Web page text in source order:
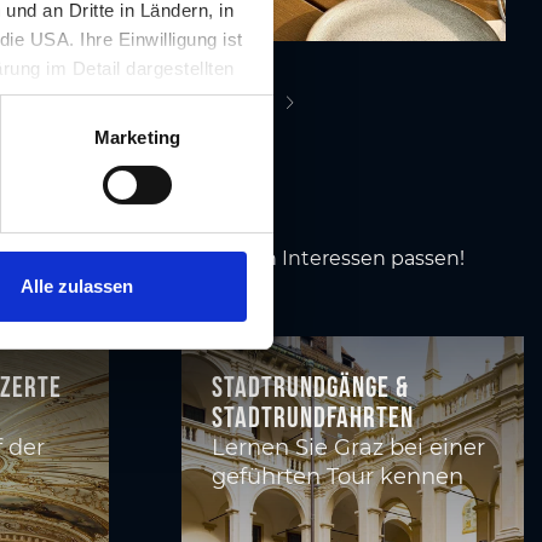
an Dritte in Ländern, in
USA. Ihre Einwilligung ist
im Detail dargestellten
ist für die Nutzung
werden.
Marketing
Alle zulassen
nächste Seite
jene Events, die zu Ihren Interessen passen!
der
Stadtrundgänge &
Stadtrundfahrten
Lernen Sie Graz bei einer
geführten Tour kennen